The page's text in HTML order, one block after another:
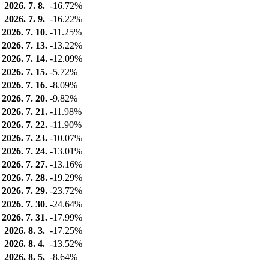
2026. 7. 8. -16.72%
2026. 7. 9. -16.22%
2026. 7. 10. -11.25%
2026. 7. 13. -13.22%
2026. 7. 14. -12.09%
2026. 7. 15. -5.72%
2026. 7. 16. -8.09%
2026. 7. 20. -9.82%
2026. 7. 21. -11.98%
2026. 7. 22. -11.90%
2026. 7. 23. -10.07%
2026. 7. 24. -13.01%
2026. 7. 27. -13.16%
2026. 7. 28. -19.29%
2026. 7. 29. -23.72%
2026. 7. 30. -24.64%
2026. 7. 31. -17.99%
2026. 8. 3. -17.25%
2026. 8. 4. -13.52%
2026. 8. 5. -8.64%